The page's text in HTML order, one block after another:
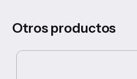
Otros productos